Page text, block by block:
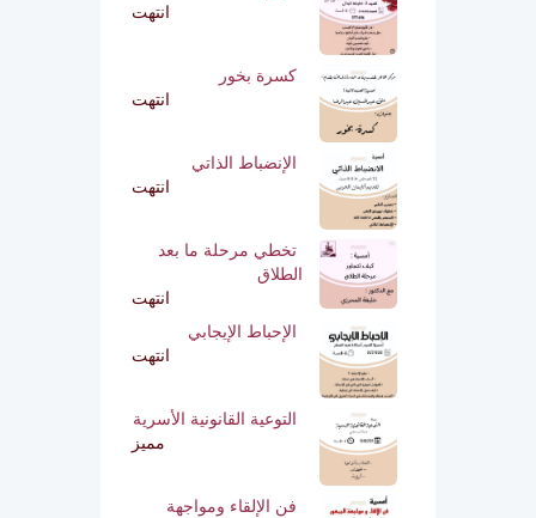
انتهت
كسرة بخور
انتهت
الإنضباط الذاتي
انتهت
تخطي مرحلة ما بعد
الطلاق
انتهت
الإحباط الإيجابي
انتهت
التوعية القانونية الأسرية
مميز
فن الإلقاء ومواجهة